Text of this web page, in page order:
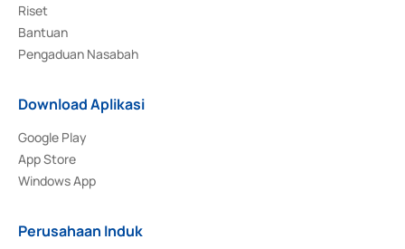
Riset
Bantuan
Pengaduan Nasabah
Download Aplikasi
Google Play
App Store
Windows App
Perusahaan Induk